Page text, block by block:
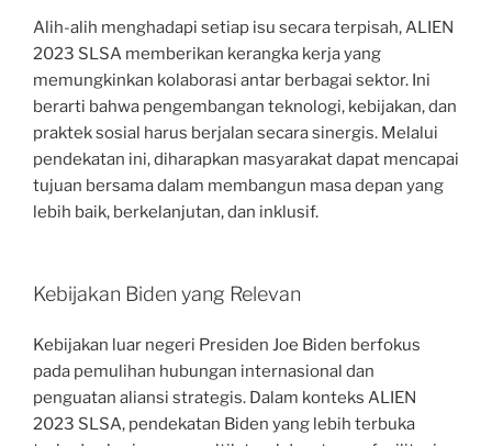
Alih-alih menghadapi setiap isu secara terpisah, ALIEN
2023 SLSA memberikan kerangka kerja yang
memungkinkan kolaborasi antar berbagai sektor. Ini
berarti bahwa pengembangan teknologi, kebijakan, dan
praktek sosial harus berjalan secara sinergis. Melalui
pendekatan ini, diharapkan masyarakat dapat mencapai
tujuan bersama dalam membangun masa depan yang
lebih baik, berkelanjutan, dan inklusif.
Kebijakan Biden yang Relevan
Kebijakan luar negeri Presiden Joe Biden berfokus
pada pemulihan hubungan internasional dan
penguatan aliansi strategis. Dalam konteks ALIEN
2023 SLSA, pendekatan Biden yang lebih terbuka